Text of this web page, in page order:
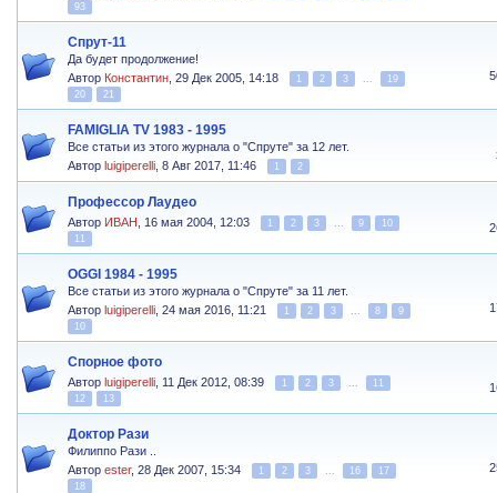
93
Спрут-11
Да будет продолжение!
Автор Константин ,29 Дек 2005, 14:18 1 2 3 ...
19
20
21
FAMIGLIA TV 1983 - 1995
Все статьи из этого журнала о "Спруте" за 12 лет.
Авторluigiperelli ,8 Авг 2017, 11:46 1 2
Профессор Лаудео
Автор ИВАН 16 мая 2004, 12:03 1 2 3 ... 9
10
11
OGGI 1984 - 1995
Все статьи из этого журнала о "Спруте" за 11 лет.
Авторluigiperelli ,24 мая 2016, 11:21 1 2 3 ... 8
9
10
Спорное фото
Авторluigiperelli 11 Дек 2012, 08:39 1 2 3 ...
11
12
13
Доктор Рази
Филиппо Рази ..
Авторester,28 Дек 2007, 15:34 1 2 3 ... 16
17
18